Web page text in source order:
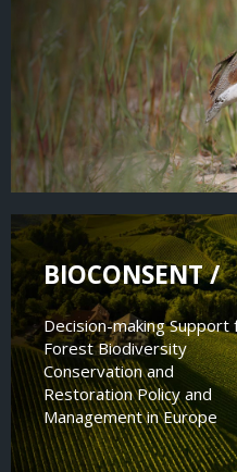
BIOCONSENT /
Decision-making Support
Forest Biodiversity
Conservation and
Restoration Policy and
Management in Europe